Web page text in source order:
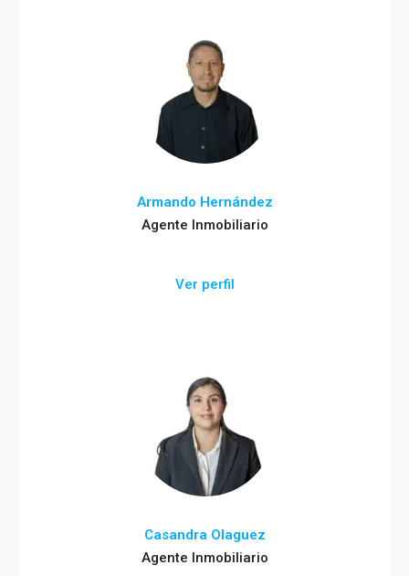
Armando Hernández
Agente Inmobiliario
Ver perfil
Casandra Olaguez
Agente Inmobiliario